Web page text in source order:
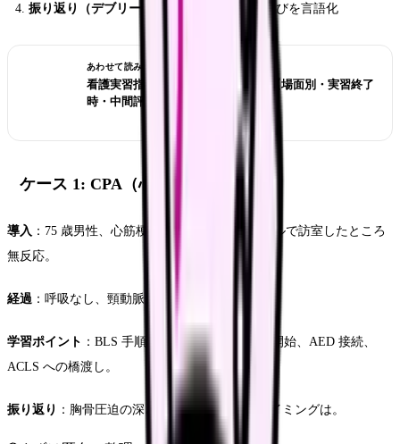
振り返り（デブリーフィング） ：4 段階で学びを言語化
あわせて読みたい
看護実習指導者 コメント例文 50 選【場面別・実習終了
時・中間評価】
ケース 1: CPA（心肺停止）
導入 ：75 歳男性、心筋梗塞の既往。ナースコールで訪室したところ
無反応。
経過 ：呼吸なし、頸動脈触れず。
学習ポイント ：BLS 手順、応援要請、胸骨圧迫開始、AED 接続、
ACLS への橋渡し。
振り返り ：胸骨圧迫の深さは足りたか。交代タイミングは。